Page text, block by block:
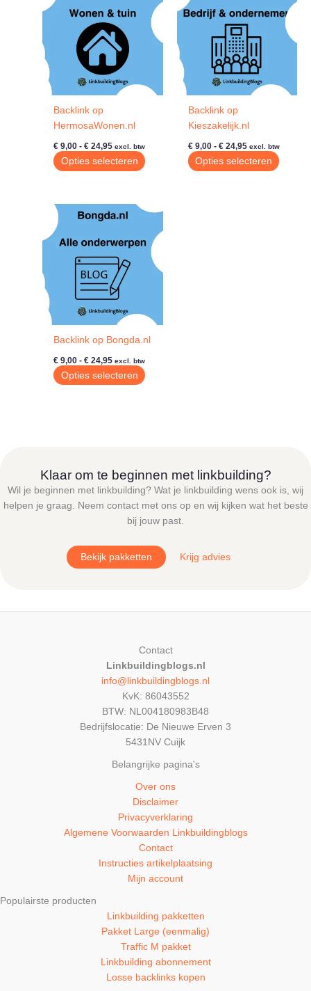
Backlink op
HermosaWonen.nl
€ 9,00 - € 24,95 Prijsklasse:
€ 9,00
tot
excl. btw
Opties selecteren
Dit
Deze
kan
op
productpagina
Backlink op
Kieszakelijk.nl
€9,00 - €24,95Prijsklasse:
€ 9,00
tot
excl. btw
Opties selecteren
Dit
Backlink op Bongda.nl
€ 9,00 - € 24,95 Prijsklasse:
€ 9,00
tot
excl. btw
Opties selecteren
Dit
kan
gekozen
worden
op
productpagina
Klaar om te beginnen met linkbuilding?
Wil je beginnen met linkbuilding? Wat je linkbuilding wens ook is, wij
helpen je graag. Neem contact met ons op en wij kijken wat het beste
bij jouw past.
Bekijk pakketten Krijg advies
Contact
Linkbuildingblogs.nl
info@linkbuildingblogs.nl
KvK: 86043552
BTW: NL004180983B48
Bedrijfslocatie: De Nieuwe Erven 3
5431NV Cuijk
Belangrijke pagina's
Over ons
Disclaimer
Privacyverklaring
Algemene Voorwaarden Linkbuildingblogs
Contact
Instructies artikelplaatsing
Mijn account
Populairste producten
Linkbuilding pakketten
Pakket Large (eenmalig)
Traffic M pakket
Linkbuilding abonnement
Losse backlinks kopen